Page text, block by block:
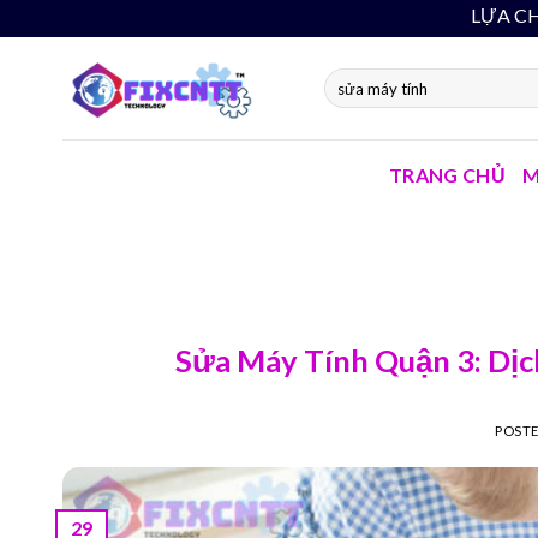
to
LỰA CHỌN THÔNG
TRANG CHỦ
Sửa Máy Tính Quận 3:
29